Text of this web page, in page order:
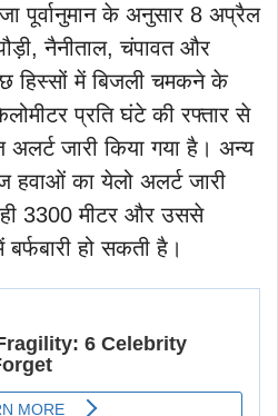
पूर्वानुमान के अनुसार 8 अप्रैल
नैनीताल, चंपावत और
हिस्सों में बिजली चमकने के
प्रति घंटे की रफ्तार से
जारी किया गया है। अन्य
हवाओं का येलो अलर्ट जारी
3300 मीटर और उससे
हो सकती है।